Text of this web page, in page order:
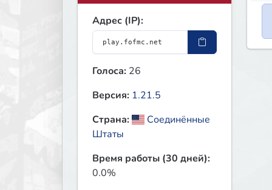
Адрес (IP):
Голоса: 26
Версия: 1.21.5
Страна:
Соединённые
Штаты
Время работы (30 дней):
0.0%